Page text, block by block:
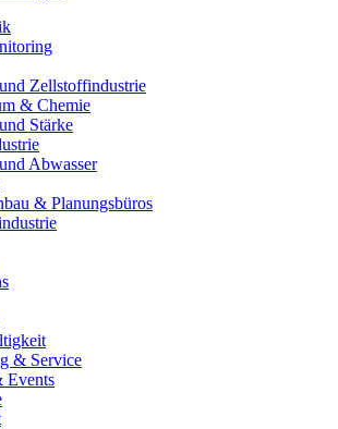
Zellstoffindustrie
& Chemie
Stärke
Abwasser
& Planungsbüros
& Service
Events